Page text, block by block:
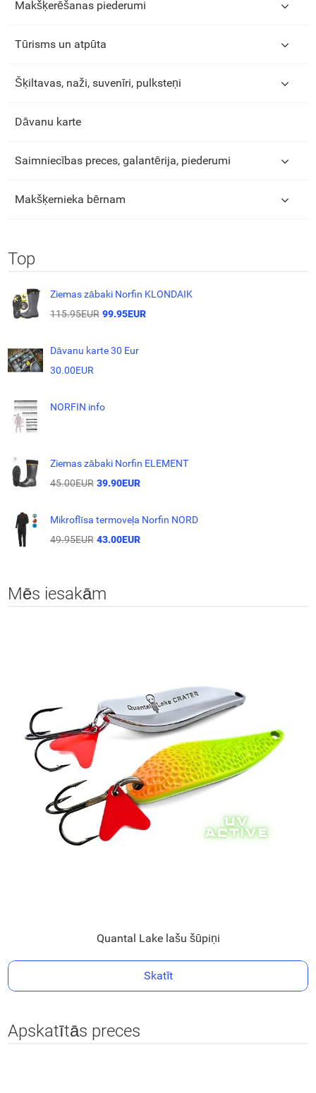
Makšķerēšanas piederumi
Tūrisms un atpūta
Šķiltavas, naži, suvenīri, pulksteņi
Dāvanu karte
Saimniecības preces, galantērija, piederumi
Makšķernieka bērnam
Top
Ziemas zābaki Norfin KLONDAIK
115.95EUR 99.95EUR
Dāvanu karte 30 Eur
30.00EUR
NORFIN info
Ziemas zābaki Norfin ELEMENT
45.00EUR 39.90EUR
Mikroflīsa termoveļa Norfin NORD
49.95EUR 43.00EUR
Mēs iesakām
Quantal Lake lašu šūpiņi
Skatīt
Apskatītās preces